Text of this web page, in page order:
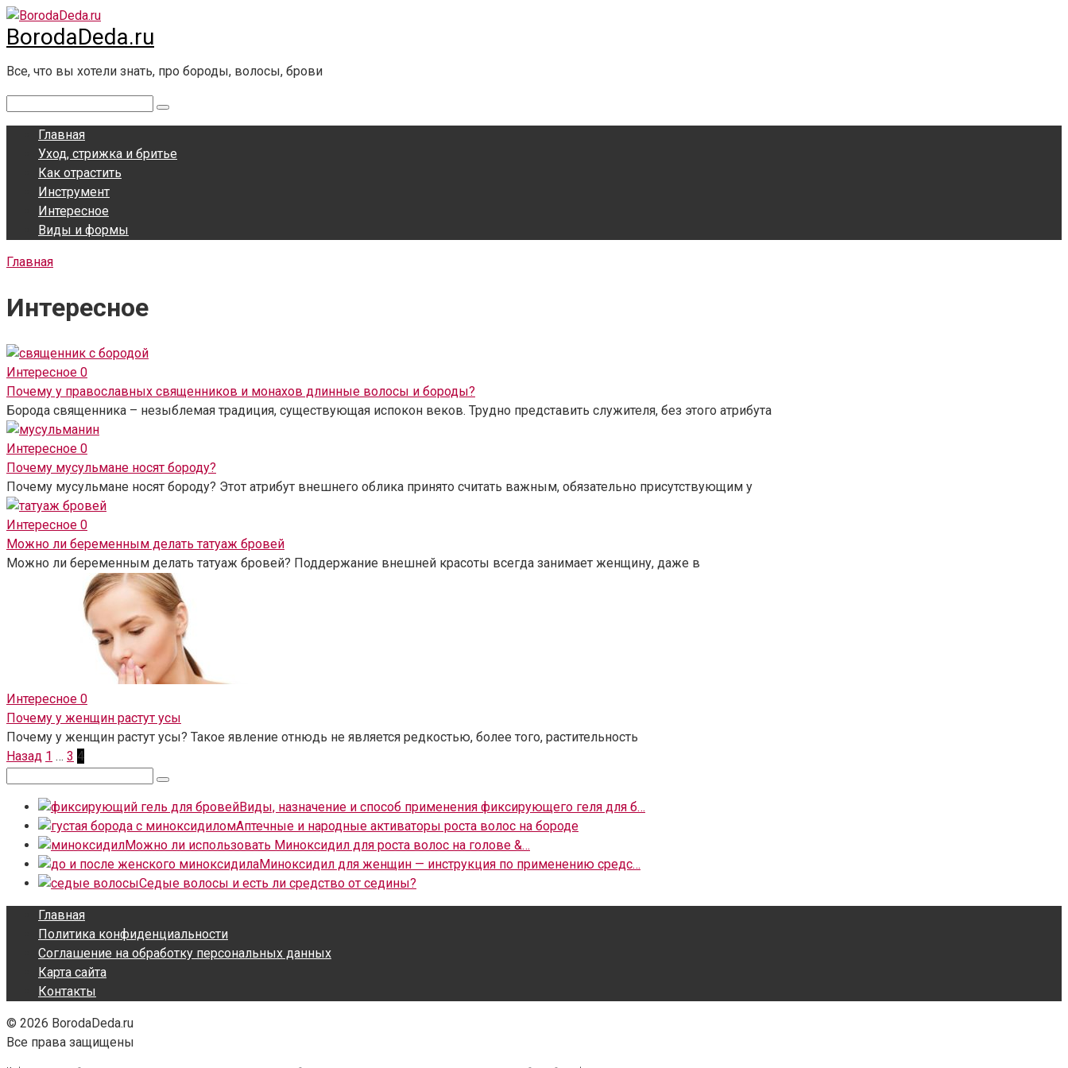
Перейти
к
контенту
BorodaDeda.ru
Все, что вы хотели знать, про бороды, волосы, брови
Главная
Уход, стрижка и бритье
Как отрастить
Инструмент
Интересное
Виды и формы
Главная
Интересное
Интересное 0
Почему у православных священников и монахов длинные волосы и бороды?
Борода священника – незыблемая традиция, существующая испокон веков. Трудно представить служителя, без этого атрибута
Интересное 0
Почему мусульмане носят бороду?
Почему мусульмане носят бороду? Этот атрибут внешнего облика принято считать важным, обязательно присутствующим у
Интересное 0
Можно ли беременным делать татуаж бровей
Можно ли беременным делать татуаж бровей? Поддержание внешней красоты всегда занимает женщину, даже в
Интересное 0
Почему у женщин растут усы
Почему у женщин растут усы? Такое явление отнюдь не является редкостью, более того, растительность
Пагинация
Назад 1 … 3 4
Виды, назначение и способ применения фиксирующего геля для б…
Аптечные и народные активаторы роста волос на бороде
Можно ли использовать Миноксидил для роста волос на голове &…
Миноксидил для женщин — инструкция по применению средс…
Седые волосы и есть ли средство от седины?
Главная
Политика конфиденциальности
Соглашение на обработку персональных данных
Карта сайта
Контакты
© 2026 BorodaDeda.ru
Все права защищены